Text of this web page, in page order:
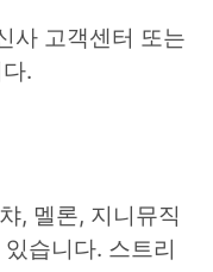
사 고객센터 또는
.
, 멜론, 지니뮤직
습니다. 스트리